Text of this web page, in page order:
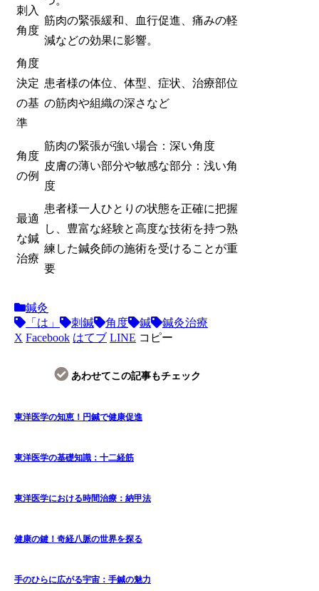
刺入
角度
筋肉の緊張緩和、血行促進、痛みの軽
減などの効果に影響。
角度
決定
の基
準
患者様の体位、体型、症状、治療部位
の筋肉や組織の深さなど
角度
の例
筋肉の緊張が強い場合：深い角度
皮膚の薄い部分や敏感な部分：浅い角
度
最適
な鍼
治療
患者様一人ひとりの状態を正確に把握
し、豊富な経験と高度な技術を持つ熟
練した鍼灸師の施術を受けることが重
要
鍼灸
「は」
刺鍼 角度 鍼
鍼灸治療
X Facebook はてブ LINE コピー
あわせてこの記事もチェック
東洋医学の知恵！円鍼で健康促進
東洋医学の基礎知識：十二経筋
東洋医学における時間治療：納甲法
健康の鍵！奇経八脈の世界を探る
手のひらに広がる宇宙：手鍼の魅力